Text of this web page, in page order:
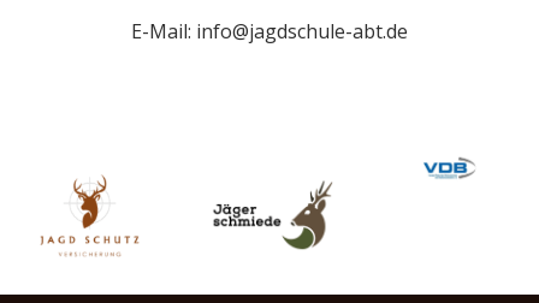
E-Mail: info@jagdschule-abt.de